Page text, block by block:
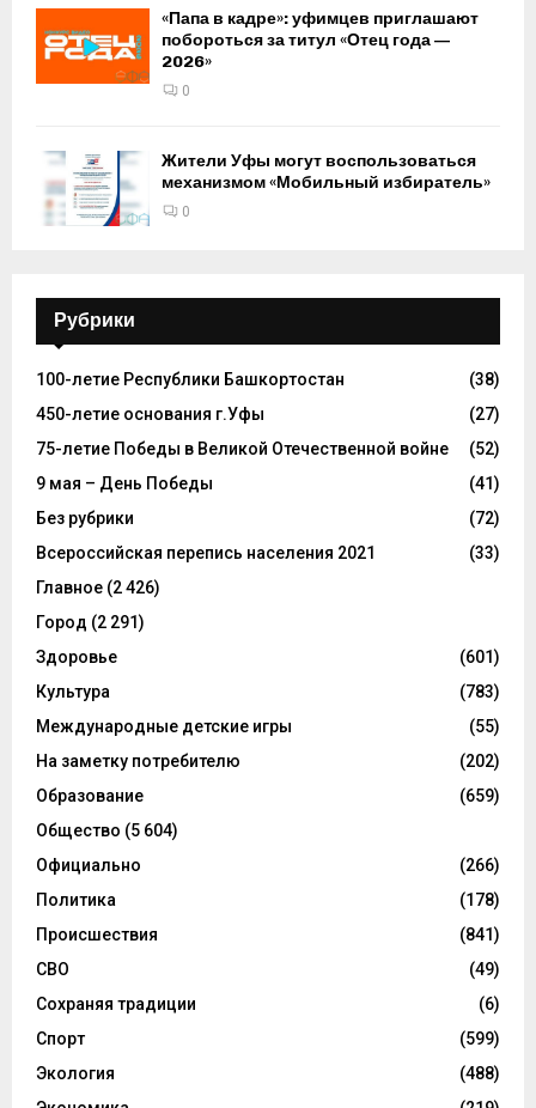
«Папа в кадре»: уфимцев приглашают
побороться за титул «Отец года —
2026»
0
Жители Уфы могут воспользоваться
механизмом «Мобильный избиратель»
0
Рубрики
100-летие Республики Башкортостан
(38)
450-летие основания г.Уфы
(27)
75-летие Победы в Великой Отечественной войне
(52)
9 мая – День Победы
(41)
Без рубрики
(72)
Всероссийская перепись населения 2021
(33)
Главное (2 426)
Город (2 291)
Здоровье
(601)
Культура
(783)
Международные детские игры
(55)
На заметку потребителю
(202)
Образование
(659)
Общество (5 604)
Официально
(266)
Политика
(178)
Происшествия
(841)
СВО
(49)
Сохраняя традиции
(6)
Спорт
(599)
Экология
(488)